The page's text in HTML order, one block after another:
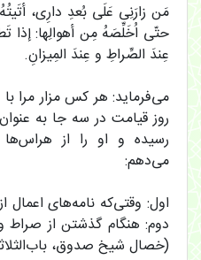
مَن زارَنِی عَلَى بُعدِ دارِی،
حتّى اُخَلِّصَهُ مِن أهوالِها: إذا
عِندَ الصِّراطِ و عِندَ المِیزانِ.
می‌فرماید: هر کس مزار مرا
روز قیامت در سه جا به
رسیده و او را از
می‌دهم:
اول: وقتی‌که نامه‌های
دوم: هنگام گذشتن از صراط
(خصال شیخ صدوق،